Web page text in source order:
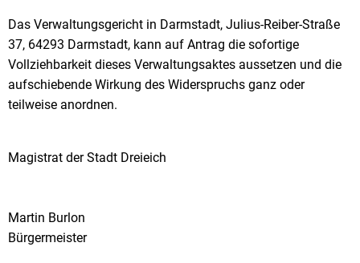
Das Verwaltungsgericht in Darmstadt, Julius-Reiber-Straße
37, 64293 Darmstadt, kann auf Antrag die sofortige
Vollziehbarkeit dieses Verwaltungsaktes aussetzen und die
aufschiebende Wirkung des Widerspruchs ganz oder
teilweise anordnen.
Magistrat der Stadt Dreieich
Martin Burlon
Bürgermeister